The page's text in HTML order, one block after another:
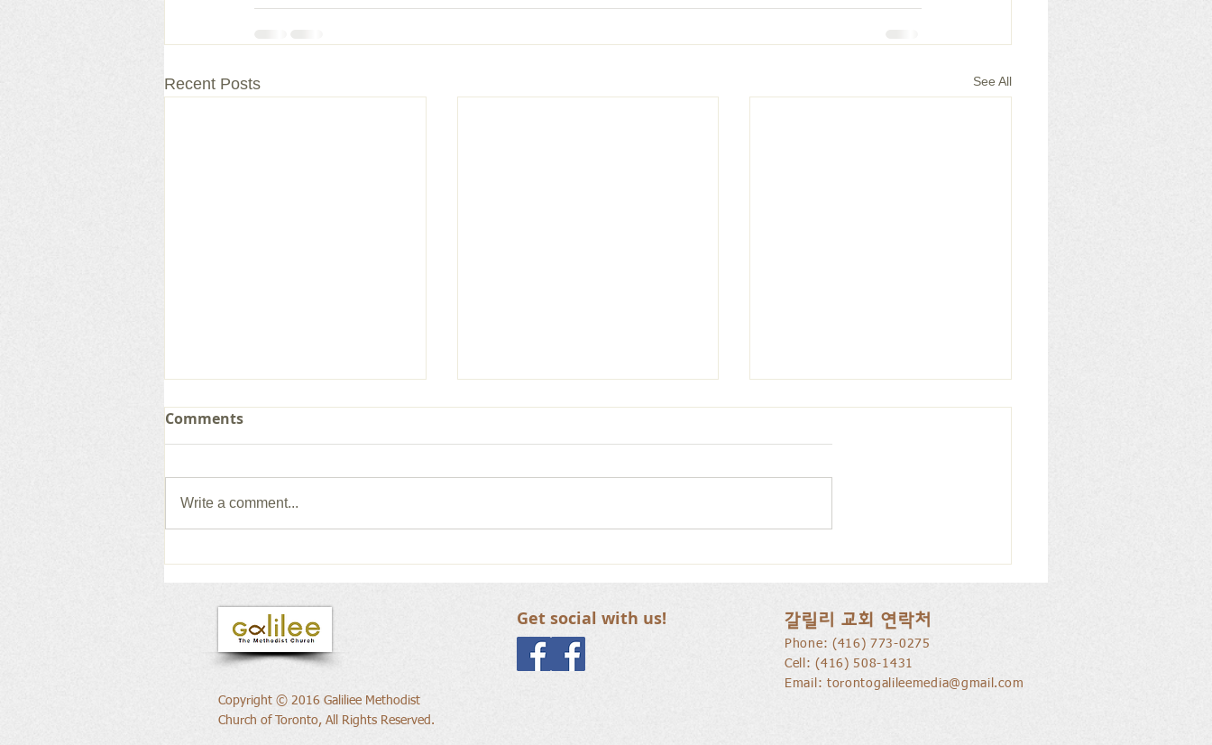
Recent Posts See All
새로운 권위의 삶으로
새로운 가치를 세워가는 신앙
공동체
Comments
Write a comment...
Copyright © 2016 Galiliee Methodist
Church of Toronto, All Rights Reserved.
Get social with us! 갈릴리 교회 연락처
Phone: ​(416) 773-0275
Cell: (416) 508-1431
Email: torontogalileemedia@gmail.com